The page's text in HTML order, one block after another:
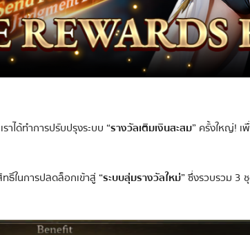
ได้ทำการปรับปรุงระบบ “รางวัลเติมเงินสะสม” ครั้งใหญ่! เ
ธิ์ในการปลดล็อกเข้าสู่ “ระบบสุ่มรางวัลใหม่”ซึ่งรวบรวม 3